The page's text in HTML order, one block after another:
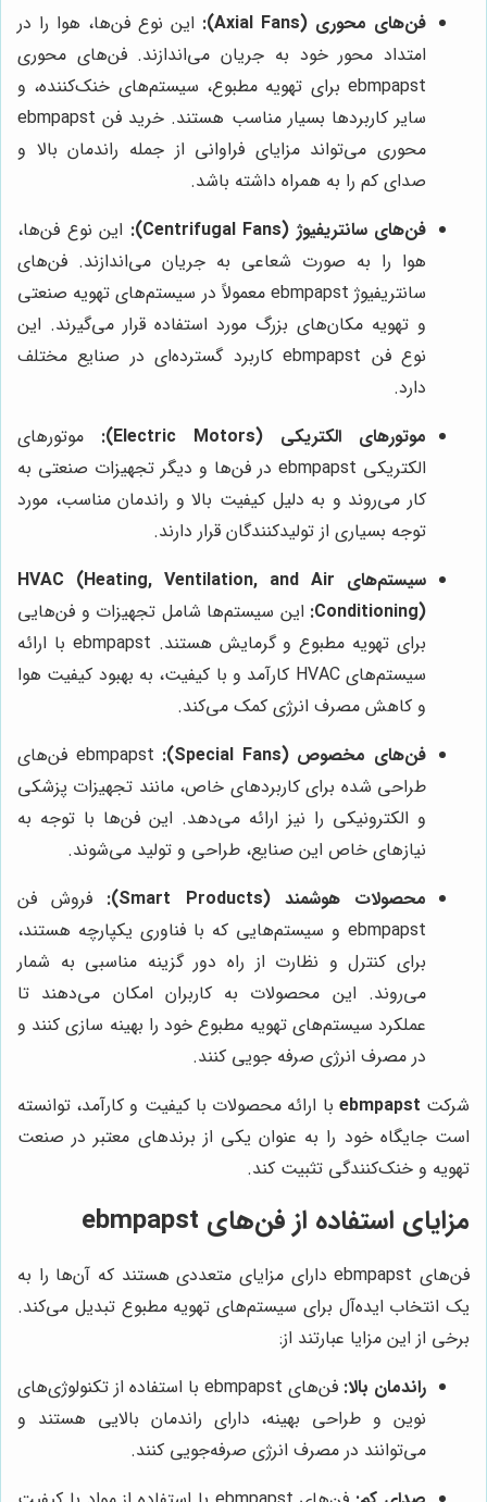
فن‌های محوری (Axial Fans):
این نوع فن‌ها، هوا را در
امتداد محور خود به جریان می‌اندازند. فن‌های محوری
ebmpapst برای تهویه مطبوع، سیستم‌های خنک‌کننده، و
سایر کاربردها بسیار مناسب هستند. خرید فن ebmpapst
محوری می‌تواند مزایای فراوانی از جمله راندمان بالا و
صدای کم را به همراه داشته باشد.
فن‌های سانتریفیوژ (Centrifugal Fans):
این نوع فن‌ها،
هوا را به صورت شعاعی به جریان می‌اندازند. فن‌های
سانتریفیوژ ebmpapst معمولاً در سیستم‌های تهویه صنعتی
و تهویه مکان‌های بزرگ مورد استفاده قرار می‌گیرند. این
نوع فن ebmpapst کاربرد گسترده‌ای در صنایع مختلف
دارد.
موتورهای الکتریکی (Electric Motors):
موتورهای
الکتریکی ebmpapst در فن‌ها و دیگر تجهیزات صنعتی به
کار می‌روند و به دلیل کیفیت بالا و راندمان مناسب، مورد
توجه بسیاری از تولیدکنندگان قرار دارند.
سیستم‌های HVAC (Heating, Ventilation, and Air
Conditioning): این سیستم‌ها شامل تجهیزات و فن‌هایی
برای تهویه مطبوع و گرمایش هستند. ebmpapst با ارائه
سیستم‌های HVAC کارآمد و با کیفیت، به بهبود کیفیت هوا
و کاهش مصرف انرژی کمک می‌کند.
فن‌های مخصوص (Special Fans):
ebmpapst فن‌های
طراحی شده برای کاربردهای خاص، مانند تجهیزات پزشکی
و الکترونیکی را نیز ارائه می‌دهد. این فن‌ها با توجه به
نیازهای خاص این صنایع، طراحی و تولید می‌شوند.
محصولات هوشمند (Smart Products):
فروش فن
ebmpapst و سیستم‌هایی که با فناوری یکپارچه هستند،
برای کنترل و نظارت از راه دور گزینه مناسبی به شمار
می‌روند. این محصولات به کاربران امکان می‌دهند تا
عملکرد سیستم‌های تهویه مطبوع خود را بهینه سازی کنند و
در مصرف انرژی صرفه جویی کنند.
شرکت ebmpapst با ارائه محصولات با کیفیت و کارآمد، توانسته
است جایگاه خود را به عنوان یکی از برندهای معتبر در صنعت
تهویه و خنک‌کنندگی تثبیت کند.
مزایای استفاده از فن‌های ebmpapst
فن‌های ebmpapst دارای مزایای متعددی هستند که آن‌ها را به
یک انتخاب ایده‌آل برای سیستم‌های تهویه مطبوع تبدیل می‌کند.
برخی از این مزایا عبارتند از:
راندمان بالا:
فن‌های ebmpapst با استفاده از تکنولوژی‌های
نوین و طراحی بهینه، دارای راندمان بالایی هستند و
می‌توانند در مصرف انرژی صرفه‌جویی کنند.